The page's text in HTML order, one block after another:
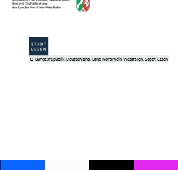
© Bundesrepublik Deutschland, Land Nordrhein-Westfalen, Stadt Essen